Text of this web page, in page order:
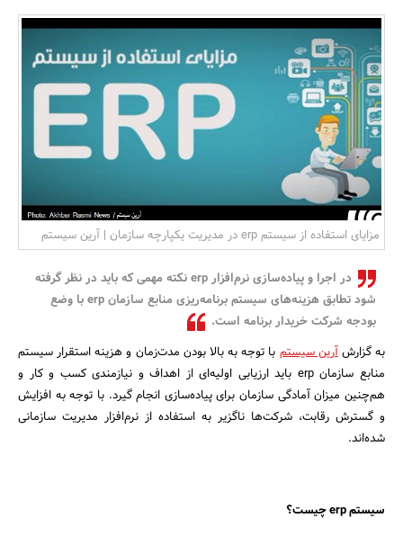
بانک، بیمه و سرمایه
مسکن و ساختمان
مزایای استفاده از سیستم erp در مدیریت یکپارچه سازمان | آرین سیستم
در اجرا و پیاده‌سازی نرم‌افزار erp نکته مهمی که باید در نظر گرفته
شود تطابق هزینه‌های سیستم برنامه‌ریزی منابع سازمان erp با وضع
بودجه شرکت خریدار برنامه است.
به گزارشآرین سیستم با توجه به بالا بودن مدت‌زمان و هزینه استقرار سیستم
منابع سازمان erp باید ارزیابی اولیه‌ای از اهداف و نیازمندی کسب و کار و
هم‌چنین میزان آمادگی سازمان برای پیاده‌سازی انجام گیرد. با توجه به افزایش
و گسترش رقابت، شرکت‌ها ناگزیر به استفاده از نرم‌افزار مدیریت سازمانی
شده‌اند.
سیستم erp چیست؟